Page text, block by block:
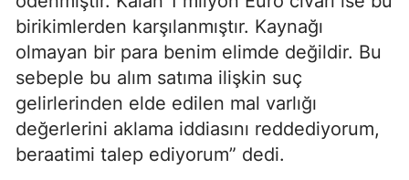
birikimlerden karşılanmıştır. Kaynağı
olmayan bir para benim elimde değildir. Bu
sebeple bu alım satıma ilişkin suç
gelirlerinden elde edilen mal varlığı
değerlerini aklama iddiasını reddediyorum,
beraatimi talep ediyorum” dedi.